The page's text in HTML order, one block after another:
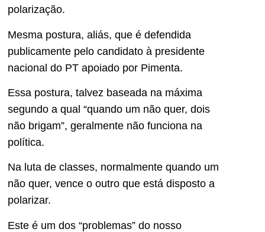
polarização.
Mesma postura, aliás, que é defendida
publicamente pelo candidato à presidente
nacional do PT apoiado por Pimenta.
Essa postura, talvez baseada na máxima
segundo a qual “quando um não quer, dois
não brigam”, geralmente não funciona na
política.
Na luta de classes, normalmente quando um
não quer, vence o outro que está disposto a
polarizar.
Este é um dos “problemas” do nosso